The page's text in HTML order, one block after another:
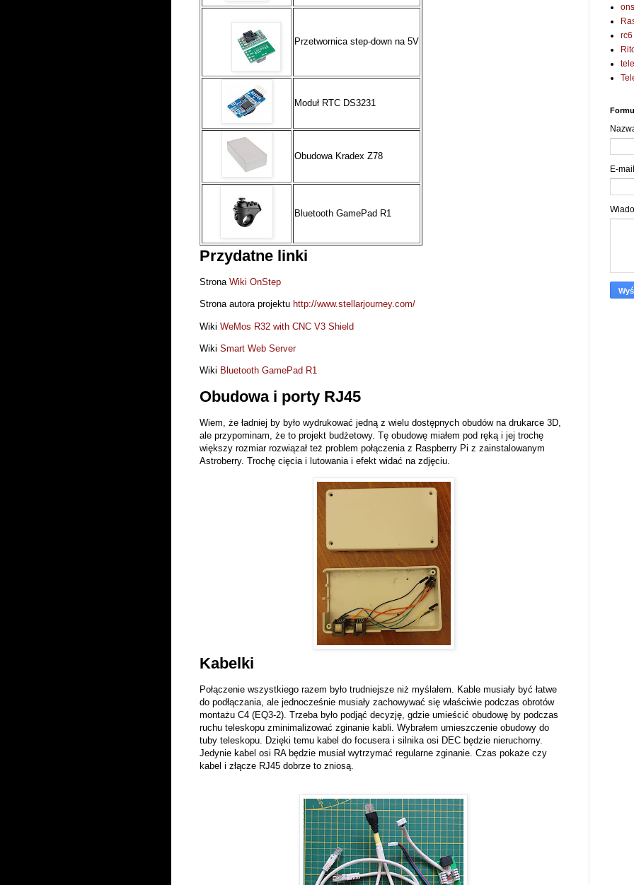
Przetwornica step-down na 5V
Moduł RTC DS3231
Obudowa Kradex Z78
Bluetooth GamePad R1
Przydatne linki
Strona Wiki OnStep
Strona autora projektu http://www.stellarjourney.com/
Wiki WeMos R32 with CNC V3 Shield
Wiki Smart Web Server
Wiki Bluetooth GamePad R1
Obudowa i porty RJ45
Wiem, że ładniej by było wydrukować jedną z wielu dostępnych obudów na drukarce 3D,
ale przypominam, że to projekt budżetowy. Tę obudowę miałem pod ręką i jej trochę
większy rozmiar rozwiązał też problem połączenia z Raspberry Pi z zainstalowanym
Astroberry. Trochę cięcia i lutowania i efekt widać na zdjęciu.
Kabelki
Połączenie wszystkiego razem było trudniejsze niż myślałem. Kable musiały być łatwe
do podłączania, ale jednocześnie musiały zachowywać się właściwie podczas obrotów
montażu C4 (EQ3-2). Trzeba było podjąć decyzję, gdzie umieścić obudowę by podczas
ruchu teleskopu zminimalizować zginanie kabli. Wybrałem umieszczenie obudowy do
tuby teleskopu. Dzięki temu kabel do focusera i silnika osi DEC będzie nieruchomy.
Jedynie kabel osi RA będzie musiał wytrzymać regularne zginanie. Czas pokaże czy
kabel i złącze RJ45 dobrze to zniosą.
rc6
E-mail